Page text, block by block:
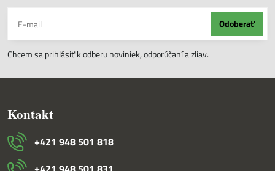
Odoberať
Chcem sa prihlásiť k odberu noviniek, odporúčaní a zliav.
Kontakt
+421 948 501 818